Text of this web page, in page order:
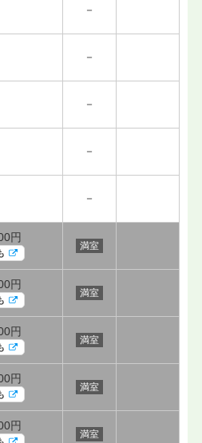
－
－
－
－
－
円
満室
円
満室
円
満室
円
満室
円
満室